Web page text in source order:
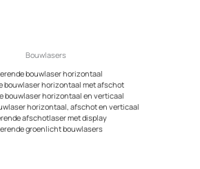
Bouwlasers
bouwlaser horizontaal
bouwlaser horizontaal met afschot
bouwlaser horizontaal en verticaal
horizontaal, afschot en verticaal
afschotlaser met display
groenlicht bouwlasers